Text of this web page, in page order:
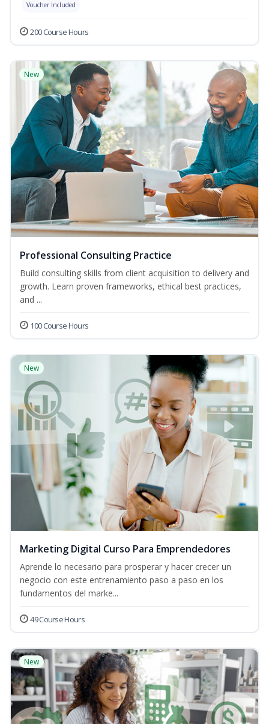
Voucher Included
200 Course Hours
New
Professional Consulting Practice
Build consulting skills from client acquisition to delivery and
growth. Learn proven frameworks, ethical best practices,
and ...
100 Course Hours
New
Marketing Digital Curso Para Emprendedores
Aprende lo necesario para prosperar y hacer crecer un
negocio con este entrenamiento paso a paso en los
fundamentos del marke...
49 Course Hours
New